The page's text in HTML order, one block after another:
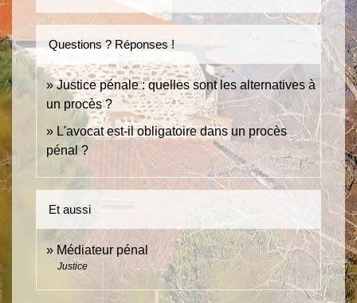
Questions ? Réponses !
Justice pénale : quelles sont les alternatives à
un procès ?
L'avocat est-il obligatoire dans un procès
pénal ?
Et aussi
Médiateur pénal
Justice